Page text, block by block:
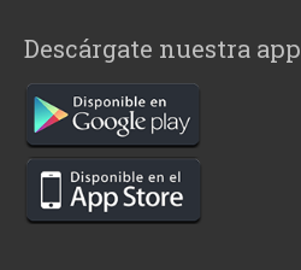
Descárgate nuestra app